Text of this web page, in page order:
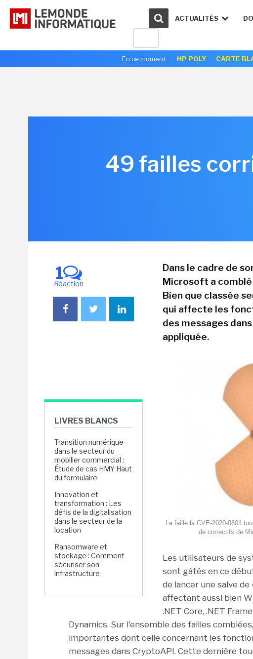
ACTUALITÉS
En ce moment : HP POLY CARTE
49 failles
1
Réaction
LIVRES BLANCS
Transition numérique
dans le secteur du
mobilier commercial :
Étude de cas HMY Haut
du formulaire
Innovation et
transformation : Les
défis de la digitalisation
dans le secteur de la
location
Ransomware et
stockage : Comment
sécuriser son
infrastructure
Dans le cadre de
Microsoft a
Bien que classée
qui affecte les
des messages
appliquée.
La faille la CVE-2020-0601
de correctifs de
Les utilisateurs de
sont gâtés en ce
de lancer une salve
affectant aussi bien
.NET Core, .NET
Dynamics. Sur l'ensemble des failles
importantes dont celle concernant les
messages dans CryptoAPI. Cette dernière